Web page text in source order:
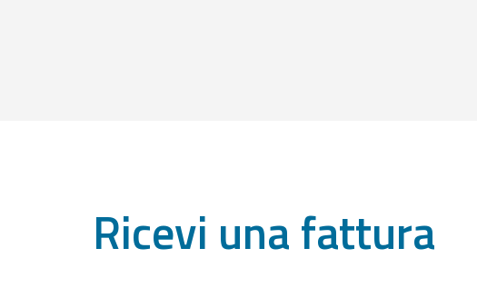
Ricevi una fattura